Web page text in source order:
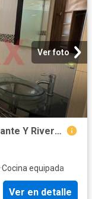
Ver foto
Casa en venta en Jose Luis Bustamante Y Rivero a S/1,173,000
·Cocina equipada
Ver en detalle